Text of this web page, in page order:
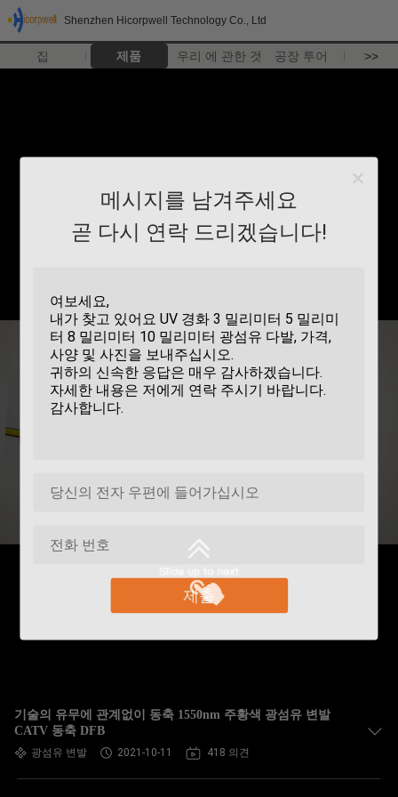
Shenzhen Hicorpwell Technology Co., Ltd
집 제품 우리 에 관한 것 공장 투어 >>
메시지를 남겨주세요
곧 다시 연락 드리겠습니다!
제출
기술의 유무에 관계없이 동축 1550nm 주황색 광섬유 변발
CATV 동축 DFB
광섬유 변발 2021-10-11 418 의견